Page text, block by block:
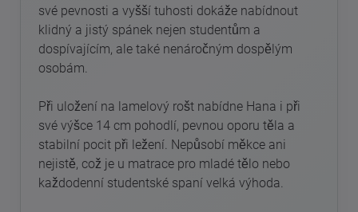
své pevnosti a vyšší tuhosti dokáže nabídnout
klidný a jistý spánek nejen studentům a
dospívajícím, ale také nenáročným dospělým
osobám.
Při uložení na lamelový rošt nabídne Hana i při
své výšce 14 cm pohodlí, pevnou oporu těla a
stabilní pocit při ležení. Nepůsobí měkce ani
nejistě, což je u matrace pro mladé tělo nebo
každodenní studentské spaní velká výhoda.